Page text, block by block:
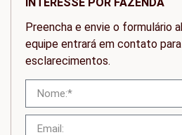
Preencha e envie o formulário
equipe entrará em contato
esclarecimentos.